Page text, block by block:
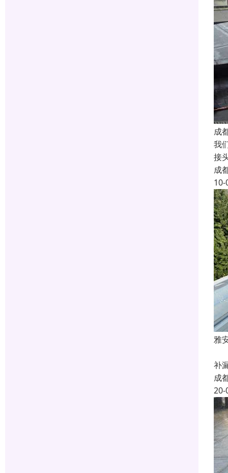
成
我
接
成
10-
雅
补
成
20-